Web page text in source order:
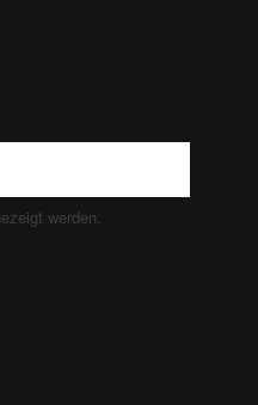
werden.